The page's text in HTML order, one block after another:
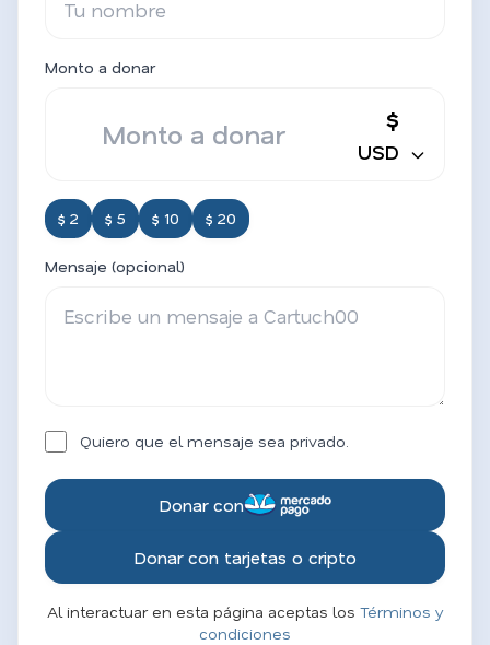
Monto a donar
$
USD
$ 2 $ 5 $ 10 $ 20
Mensaje (opcional)
Quiero que el mensaje sea privado.
Donar con
Donar con tarjetas o cripto
Al interactuar en esta página aceptas los Términos y
condiciones